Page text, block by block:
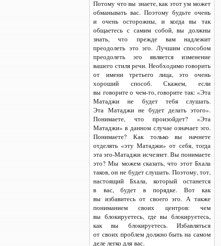
Потому что вы знаете, как этот ум может
обманывать вас. Поэтому будьте очень
и очень осторожны, и когда вы так
общаетесь с самим собой, вы должны
знать, что прежде вам надлежит
преодолеть это эго. Лучшим способом
преодолеть эго является изменение
вашего стиля речи. Необходимо говорить
от имени третьего лица, это очень
хороший способ. Скажем, если
вы говоритео чем-то,говорите так: «Эта
Матаджи не будет тебя слушать.
Эта Матаджи не будет делать этого».
Понимаете, что произойдет? «Эта
Матаджи» в данном случае означает эго.
Понимаете? Как только вы начнете
отделять «эту Матаджи» от себя, тогда
этаэго-Матаджи исчезнет. Вы понимаете
это? Мы можем сказать, что этот Бхала
таков, он не будет слушать. Поэтому, тот,
настоящий Бхала, который останется
в вас, будет в порядке. Вот как
вы избавитесь от своего эго. А также
пониманием своих центров: чем
вы блокируетесь, где вы блокируетесь,
как вы блокируетесь. Избавляться
от своих проблем должно быть на самом
деле легко для вас.